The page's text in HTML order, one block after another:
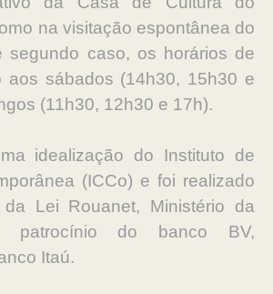
na visitação espontânea do
segundo caso, os horários de
aos sábados (14h30, 15h30 e
(11h30, 12h30 e 17h).
idealização do Instituto de
(ICCo) e foi realizado
Lei Rouanet, Ministério da
patrocínio do banco BV,
Itaú.